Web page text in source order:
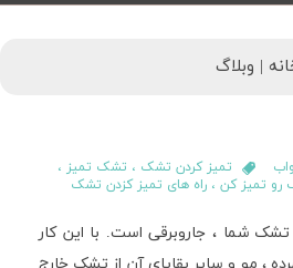
| وبلاگ
تمیز کردن تشک ، تشک تمیز ،
تمیز کن ، راه های تمیز کزدن تشک
تشک شما ، جاروبرقی است. با این کار